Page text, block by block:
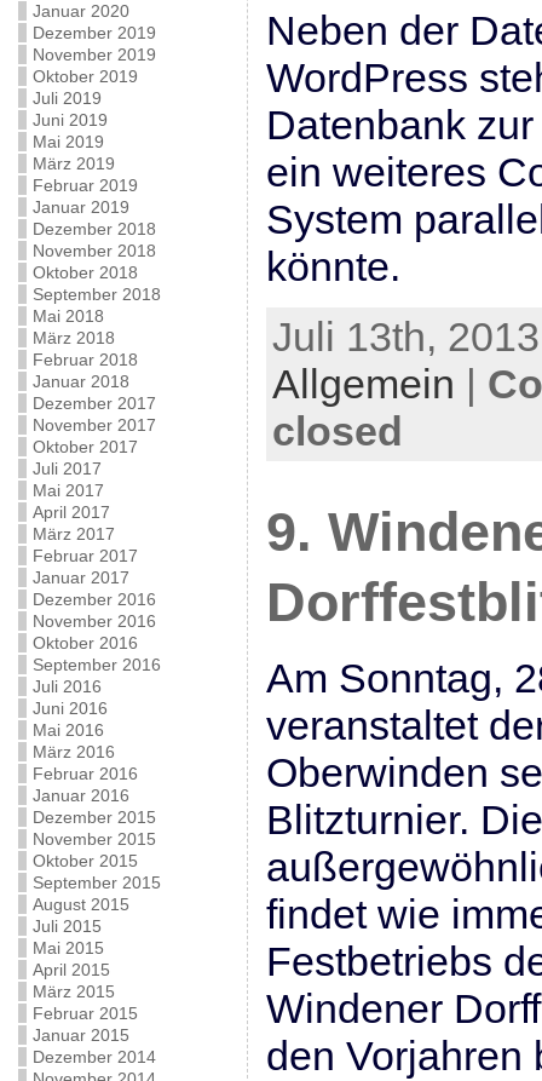
Januar 2020
Dezember 2019
November 2019
Oktober 2019
Juli 2019
Juni 2019
Mai 2019
März 2019
Februar 2019
Januar 2019
Dezember 2018
November 2018
Oktober 2018
September 2018
Mai 2018
März 2018
Februar 2018
Januar 2018
Dezember 2017
November 2017
Oktober 2017
Juli 2017
Mai 2017
April 2017
März 2017
Februar 2017
Januar 2017
Dezember 2016
November 2016
Oktober 2016
September 2016
Juli 2016
Juni 2016
Mai 2016
März 2016
Februar 2016
Januar 2016
Dezember 2015
November 2015
Oktober 2015
September 2015
August 2015
Juli 2015
Mai 2015
April 2015
März 2015
Februar 2015
Januar 2015
Dezember 2014
Neben der
WordPress
Datenbank
ein weiteres
System
könnte.
Juli 13th,
Allgemein |
closed
9.
Am Sonntag,
veranstaltet
Oberwinden
Blitzturnier.
findet wie
Festbetriebs
Windener
den Vorjahren